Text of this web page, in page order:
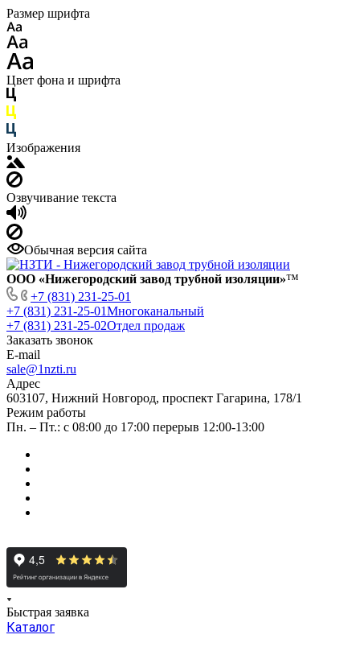
Размер шрифта
Цвет фона и шрифта
Изображения
Озвучивание текста
Обычная версия сайта
ООО «Нижегородский завод трубной изоляции»™
+7 (831) 231-25-01
+7 (831) 231-25-01Многоканальный
+7 (831) 231-25-02Отдел продаж
Заказать звонок
E-mail
sale@1nzti.ru
Адрес
603107, Нижний Новгород, проспект Гагарина, 178/1
Режим работы
Пн. – Пт.: с 08:00 до 17:00 перерыв 12:00-13:00
Быстрая заявка
Каталог